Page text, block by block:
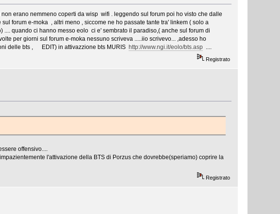
erano nemmeno coperti da wisp wifi . leggendo sul forum poi ho visto che dalle
forum e-moka , altri meno , siccome ne ho passate tante tra' linkem ( solo a
.... quando ci hanno messo eolo ci e' sembrato il paradiso,( anche sul forum di
per giorni sul forum e-moka nessuno scriveva .....iio scrivevo... ,adesso ho
delle bts , EDIT) in attivazzione bts MURIS http://www.ngi.it/eolo/bts.asp....
Registrato
offensivo....
l'attivazione della BTS di Porzus che dovrebbe(speriamo) coprire la
Registrato